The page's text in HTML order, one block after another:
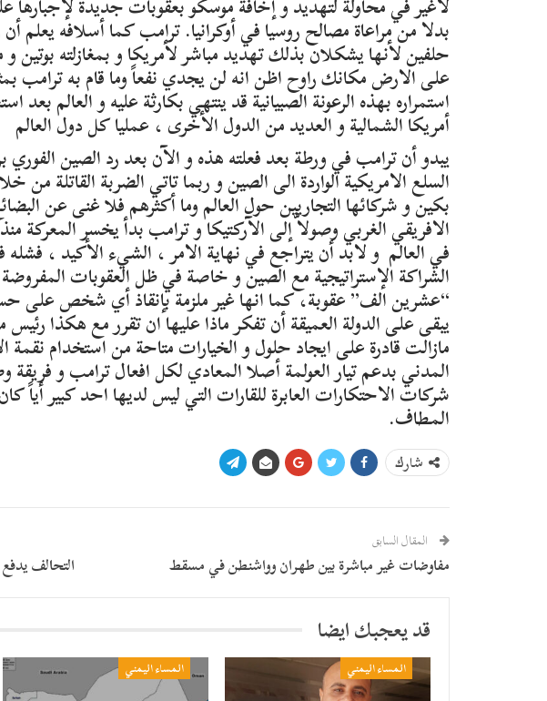
بدلا من مراعاة مصالح روسيا في أوكرانيا. ترامب كما أسلافه يعلم
حلفين لأنها يشكلان بذلك تهديد مباشر لأمريكا و بمغازلته بوتين و
على الارض مكانك راوح اظن انه لن يجدي نفعاً وما قام به ترامب
استمراره بهذه الرعونة الصبيانية قد ينتهي بكارثة عليه و العالم
أمريكا الشمالية و العديد من الدول الأخرى ، عمليا كل دول العالم
السلع الامريكية الواردة الى الصين و ربما تاتي الضربة القاتلة
بكين و شركائها التجاريين حول العالم وما أكثرهم فلا غنى عن
الافريقي الغربي وصولاّ إلى الآركتيكا و ترامب بدأ يخسر المعركة
في العالم و لابد أن يتراجع في نهاية الامر ، الشيء الأكيد ، فشله
الشراكة الإستراتيجية مع الصين و خاصة في ظل العقوبات
“عشرين الف” عقوبة، كما انها غير ملزمة بإنقاذ أي شخص على
يبقى على الدولة العميقة أن تفكر ماذا عليها ان تقرر مع هكذا
مازالت قادرة على ايجاد حلول و الخيارات متاحة من استخدام نقمة
المدني بدعم تيار العولمة أصلا المعادي لكل افعال ترامب و فريقة
شركات الاحتكارات العابرة للقارات التي ليس لديها احد كبير أياً
المطاف.
شارك
المقال السابق
مفاوضات غير مباشرة بين طهران وواشنطن في مسقط التحالف
قد يعجبك ايضا
المساء اليمني المساء اليمني